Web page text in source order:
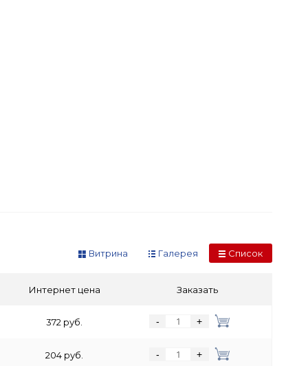
Список
Галерея
Витрина
Интернет цена Заказать
372 руб. - +
204 руб. - +